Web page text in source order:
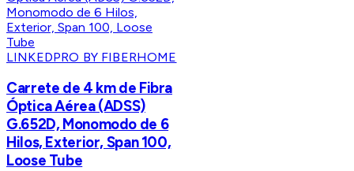
LINKEDPRO BY FIBERHOME
Carrete de 4 km de Fibra
Óptica Aérea (ADSS)
G.652D, Monomodo de 6
Hilos, Exterior, Span 100,
Loose Tube